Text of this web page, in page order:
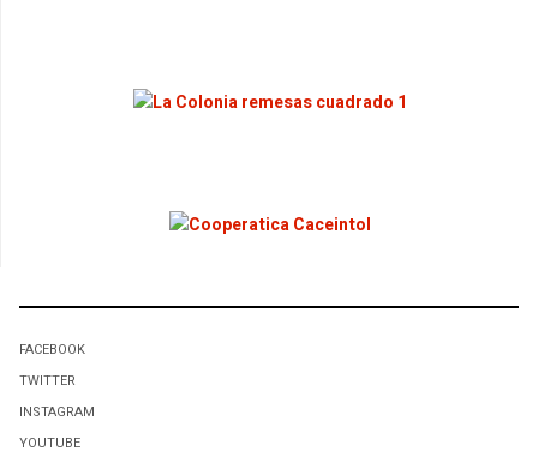
FACEBOOK
TWITTER
INSTAGRAM
YOUTUBE